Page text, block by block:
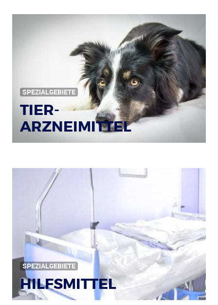
SPEZIALGEBIETE
TIER-
ARZNEIMITTEL
SPEZIALGEBIETE
HILFSMITTEL